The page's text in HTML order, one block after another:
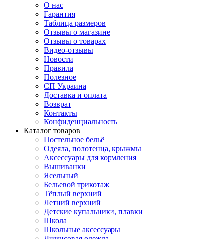
О нас
Гарантия
Таблица размеров
Отзывы о магазине
Отзывы о товарах
Видео-отзывы
Новости
Правила
Полезное
СП Украина
Доставка и оплата
Возврат
Контакты
Конфиденциальность
Каталог товаров
Постельное бельё
Одеяла, полотенца, крыжмы
Аксессуары для кормления
Вышиванки
Ясельный
Бельевой трикотаж
Тёплый верхний
Летний верхний
Детские купальники, плавки
Школа
Школьные аксессуары